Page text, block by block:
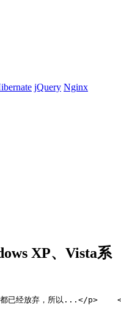
jQuery Nginx
XP、Vista系
已经放弃，所以...</p>